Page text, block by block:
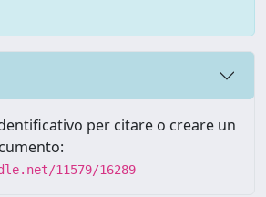
per citare o creare un
11579/16289